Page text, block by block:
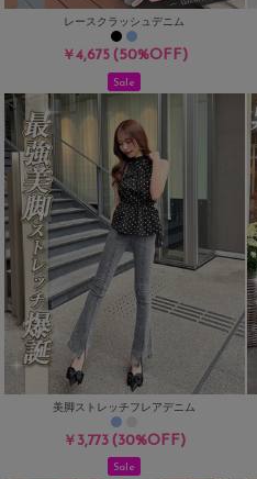
レースクラッシュデニム
￥4,675(50%OFF)
Sale
美脚ストレッチフレアデニム
￥3,773(30%OFF)
Sale